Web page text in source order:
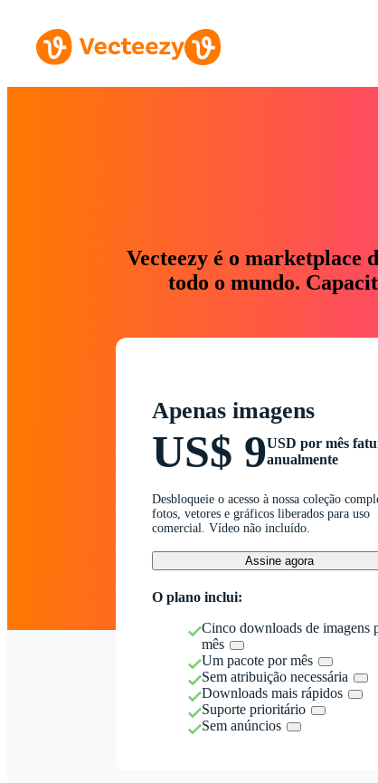
Vecteezy é o marketplace
todo o mundo.
Apenas imagens
US$ 9USD por mês
anualmente
Desbloqueie o acesso à nossa coleção
fotos, vetores e gráficos liberados para uso
comercial. Vídeo não incluído.
Assine agora
O plano inclui:
Cinco downloads de imagens
mês
Um pacote por mês
Sem atribuição necessária
Downloads mais rápidos
Suporte prioritário
Sem anúncios